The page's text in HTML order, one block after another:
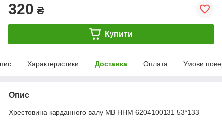
320 ₴
Купити
Характеристики Доставка Оплата Умови
Опис
Хрестовина карданного валу MB HHM 6204100131 53*133